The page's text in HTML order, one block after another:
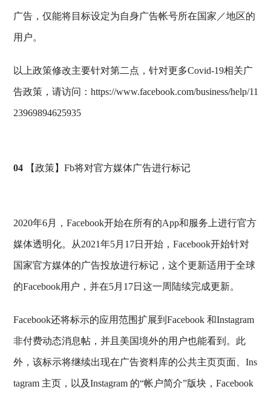
广告，仅能将目标设定为自身广告帐号所在国家／地区的
用户。
以上政策修改主要针对第二点，针对更多Covid-19相关广
告政策，请访问：https://www.facebook.com/business/help/11
23969894625935
04 【政策】Fb将对官方媒体广告进行标记
2020年6月，Facebook开始在所有的App和服务上进行官方
媒体透明化。从2021年5月17日开始，Facebook开始针对
国家官方媒体的广告投放进行标记，这个更新适用于全球
的Facebook用户，并在5月17日这一周陆续完成更新。
Facebook还将标示的应用范围扩展到Facebook 和Instagram
非付费动态消息帖，并且美国境外的用户也能看到。此
外，该标示将继续出现在广告资料库的公共主页页面、Ins
tagram 主页，以及Instagram 的“帐户简介”版块，Facebook